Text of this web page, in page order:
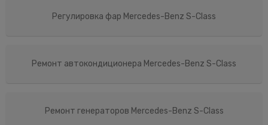
Регулировка фар Mercedes-Benz S-Class
Ремонт автокондиционера Mercedes-Benz S-Class
Ремонт генераторов Mercedes-Benz S-Class